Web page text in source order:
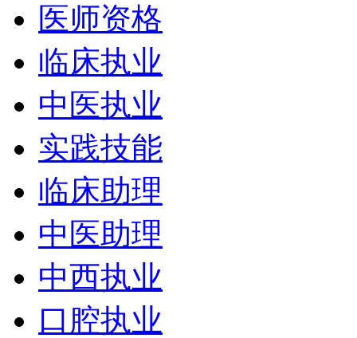
医师资格
临床执业
中医执业
实践技能
临床助理
中医助理
中西执业
口腔执业